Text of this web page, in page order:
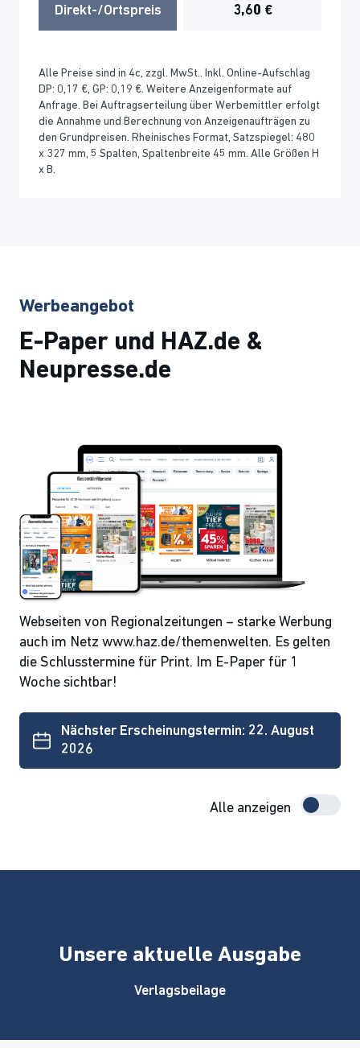
Direkt-/Ortspreis 3,60 €
Alle Preise sind in 4c, zzgl. MwSt.. Inkl. Online-Aufschlag
DP: 0,17 €, GP: 0,19 €. Weitere Anzeigenformate auf
Anfrage. Bei Auftragserteilung über Werbemittler erfolgt
die Annahme und Berechnung von Anzeigenaufträgen zu
den Grundpreisen. Rheinisches Format, Satzspiegel: 480
x 327 mm, 5 Spalten, Spaltenbreite 45 mm. Alle Größen H
x B.
Werbeangebot
E-Paper und HAZ.de &
Neupresse.de
Webseiten von Regionalzeitungen – starke Werbung
auch im Netz www.haz.de/themenwelten. Es gelten
die Schlusstermine für Print. Im E-Paper für 1
Woche sichtbar!
Nächster Erscheinungstermin: 22. August
2026
Alle anzeigen
Unsere aktuelle Ausgabe
Verlagsbeilage